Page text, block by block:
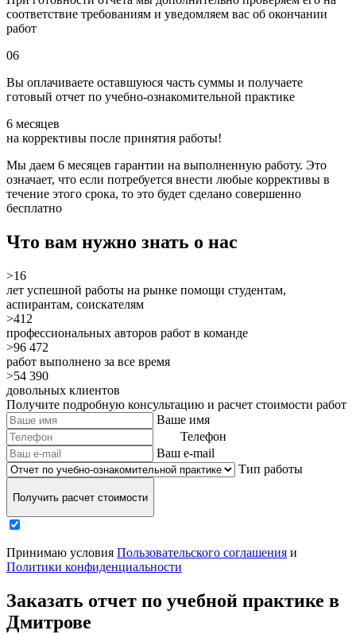
соответствие требованиям и уведомляем вас об окончании
работ
06
Вы оплачиваете оставшуюся часть суммы и получаете
готовый отчет по учебно-ознакомительной практике
6 месяцев
на коррективы после принятия работы!
Мы даем 6 месяцев гарантии на выполненную работу. Это
означает, что если потребуется внести любые коррективы в
течение этого срока, то это будет сделано совершенно
бесплатно
Что вам нужно знать о нас
>16
лет успешной работы на рынке помощи студентам,
аспирантам, соискателям
>412
профессиональных авторов работ в команде
>96 472
работ выполнено за все время
>54 390
довольных клиентов
Получите подробную консультацию и расчет стоимости работ
Ваше имя
Телефон
Ваш e-mail
Тип работы
Получить расчет стоимости
Принимаю условия Пользовательского соглашения и
Политики конфиденциальности
Заказать отчет по учебной практике в
Дмитрове